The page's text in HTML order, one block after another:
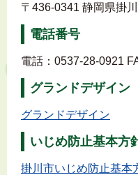
〒436-0341 静岡県掛
電話番号
電話：0537-28-0921
グランドデザイン
グランドデザイン
いじめ防止基本方
掛川市いじめ防止基本